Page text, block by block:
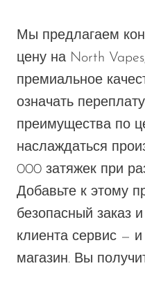
Мы предлагаем
цену на North
премиальное
означать
преимущества по
наслаждаться
000 затяжек при
Добавьте к этому
безопасный заказ
клиента сервис —
магазин. Вы